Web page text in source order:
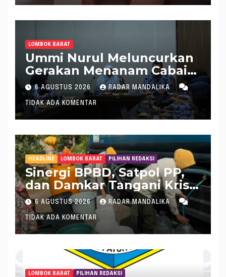
LOMBOK BARAT
Ummi Nurul Meluncurkan
Gerakan Menanam Cabai
Tangani Inflasi
6 AGUSTUS 2026 RADAR MANDALIKA
TIDAK ADA KOMENTAR
HEADLINE LOMBOK BARAT PILIHAN REDAKSI
Sinergi BPBD, Satpol PP,
dan Damkar Tangani Krisis
Air Bersih di Lobar
6 AGUSTUS 2026 RADAR MANDALIKA
TIDAK ADA KOMENTAR
LOMBOK BARAT PILIHAN REDAKSI